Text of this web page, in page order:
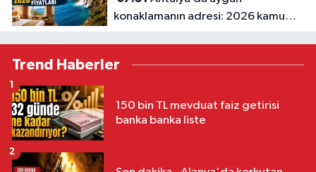
konaklamanın adresi: 2026 kamu
misafirhaneleri fiyatları
Trend Haberler
150 bin TL mevduat faiz getirisi
banka banka liste
1
2